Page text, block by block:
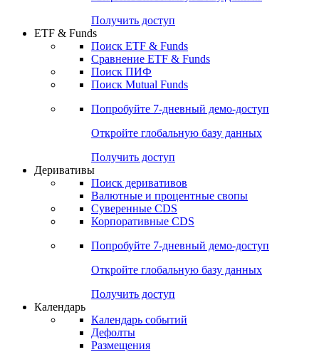
Получить доступ
ETF & Funds
Поиск ETF & Funds
Сравнение ETF & Funds
Поиск ПИФ
Поиск Mutual Funds
Попробуйте 7-дневный демо-доступ
Откройте глобальную базу данных
Получить доступ
Деривативы
Поиск деривативов
Валютные и процентные свопы
Суверенные CDS
Корпоративные CDS
Попробуйте 7-дневный демо-доступ
Откройте глобальную базу данных
Получить доступ
Календарь
Календарь событий
Дефолты
Размещения